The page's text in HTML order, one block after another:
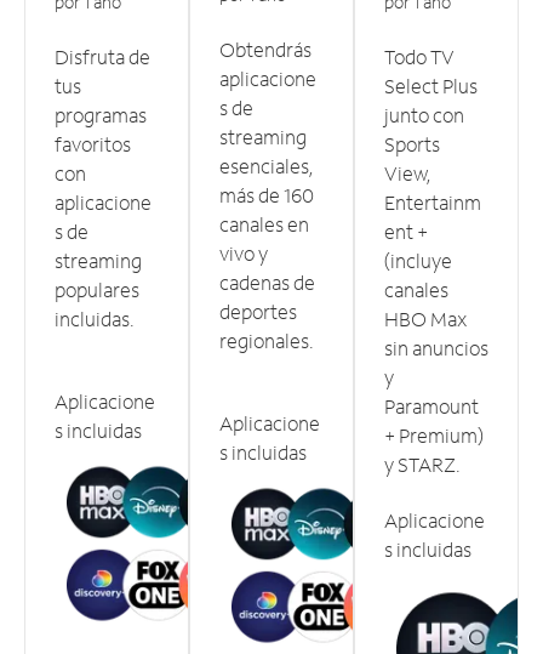
Disfruta de
tus
programas
favoritos
con
aplicacione
s de
streaming
populares
incluidas.
Aplicacione
s incluidas
Obtendrás
aplicacione
s de
streaming
esenciales,
más de 160
canales en
vivo y
cadenas de
deportes
regionales.
Aplicacione
s incluidas
Todo TV
Select Plus
junto con
Sports
View,
Entertainm
ent +
(incluye
canales
HBO Max
sin anuncios
y
Paramount
+ Premium)
y STARZ.
Aplicacione
s incluidas